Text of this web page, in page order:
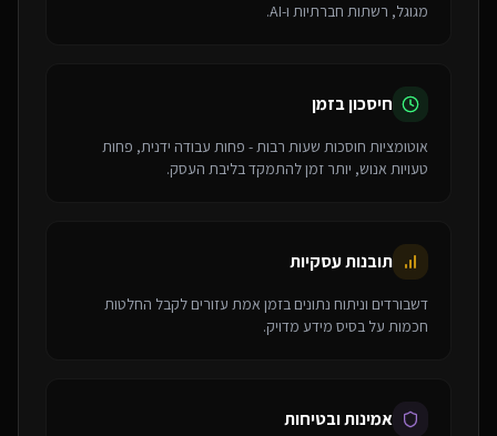
מגוגל, רשתות חברתיות ו-AI.
חיסכון בזמן
אוטומציות חוסכות שעות רבות - פחות עבודה ידנית, פחות
טעויות אנוש, יותר זמן להתמקד בליבת העסק.
תובנות עסקיות
דשבורדים וניתוח נתונים בזמן אמת עזורים לקבל החלטות
חכמות על בסיס מידע מדויק.
אמינות ובטיחות